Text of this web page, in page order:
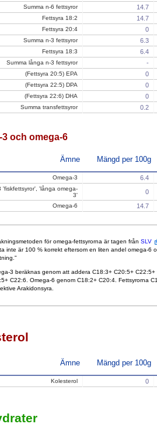
Summa n-6 fettsyror 14.7
Fettsyra 18:2 14.7
Fettsyra 20:4 0
Summa n-3 fettsyror 6.3
Fettsyra 18:3 6.4
Summa långa n-3 fettsyror -
(Fettsyra 20:5) EPA 0
(Fettsyra 22:5) DPA 0
(Fettsyra 22:6) DHA 0
Summa transfettsyror 0.2
3 och omega-6
Ämne Mängd per 100g
Omega-3 6.4
'fiskfettsyror', 'långa omega-
3'
0
Omega-6 14.7
för omega-fettsyrorna är tagen från SLV
inte är 100 % korrekt eftersom en liten andel omega-6
3 beräknas genom att addera C18:3+ C20:5+
C22:6. Omega-6 genom C18:2+ C20:4. Fettsyrorna
Arakidonsyra.
Ämne Mängd per 100g
Kolesterol 0